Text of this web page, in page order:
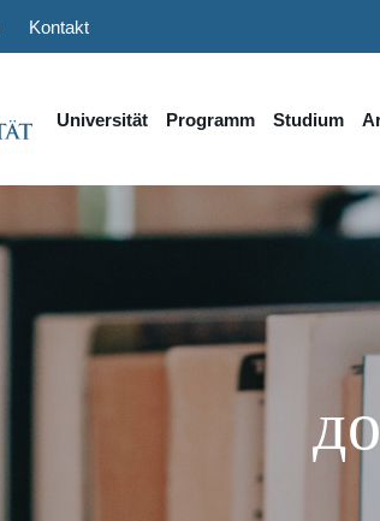
Kontakt
Universität Programm Studium